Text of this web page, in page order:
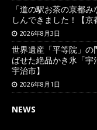
「道の駅お茶の京都
しんできました！【京
2026年8月3日
世界遺産「平等院」の
ばせた絶品かき氷「
宇治市】
2026年8月1日
NEWS